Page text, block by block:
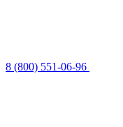
8 (800) 551-06-96